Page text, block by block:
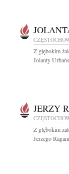
Z głębokim
Jolanty
JERZY
Z głębokim
Jerzego